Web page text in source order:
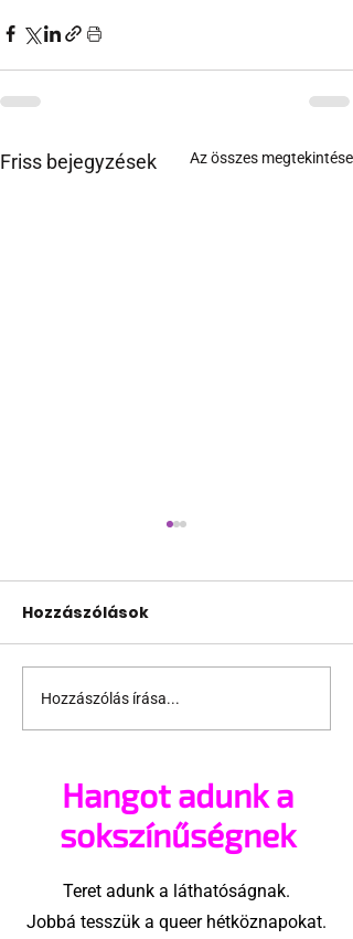
Friss bejegyzések Az összes megtekintése
Támogathatsz és
ajánlhatsz: Te is részt
megvalósításában
Hozzászólások
Hozzászólás írása...
Hangot adunk a
sokszínűségnek
Teret adunk a láthatóságnak.
Jobbá tesszük a queer hétköznapokat.